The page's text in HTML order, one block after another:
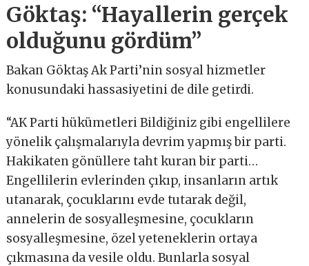
Göktaş: “Hayallerin gerçek
olduğunu gördüm”
Bakan Göktaş Ak Parti’nin sosyal hizmetler
konusundaki hassasiyetini de dile getirdi.
“AK Parti hükümetleri Bildiğiniz gibi engellilere
yönelik çalışmalarıyla devrim yapmış bir parti.
Hakikaten gönüllere taht kuran bir parti…
Engellilerin evlerinden çıkıp, insanların artık
utanarak, çocuklarını evde tutarak değil,
annelerin de sosyalleşmesine, çocukların
sosyalleşmesine, özel yeteneklerin ortaya
çıkmasına da vesile oldu. Bunlarla sosyal